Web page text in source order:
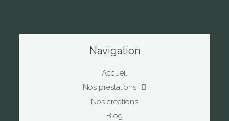
Navigation
Accueil
Nos prestations
Nos créations
Blog